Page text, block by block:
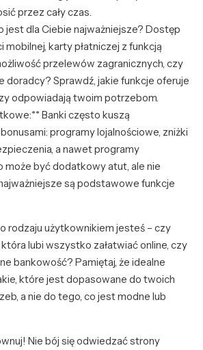
przez cały czas.
jest dla Ciebie najważniejsze? Dostęp
mobilnej, karty płatniczej z funkcją
przelewów zagranicznych, czy
doradcy? Sprawdź, jakie funkcje oferuje
odpowiadają twoim potrzebom.
Banki często kuszą
programy lojalnościowe, zniżki
a nawet programy
może być dodatkowy atut, ale nie
są podstawowe funkcje
rodzaju użytkownikiem jesteś – czy
lubi wszystko załatwiać online, czy
bankowość? Pamiętaj, że idealne
które jest dopasowane do twoich
a nie do tego, co jest modne lub
Nie bój się odwiedzać strony